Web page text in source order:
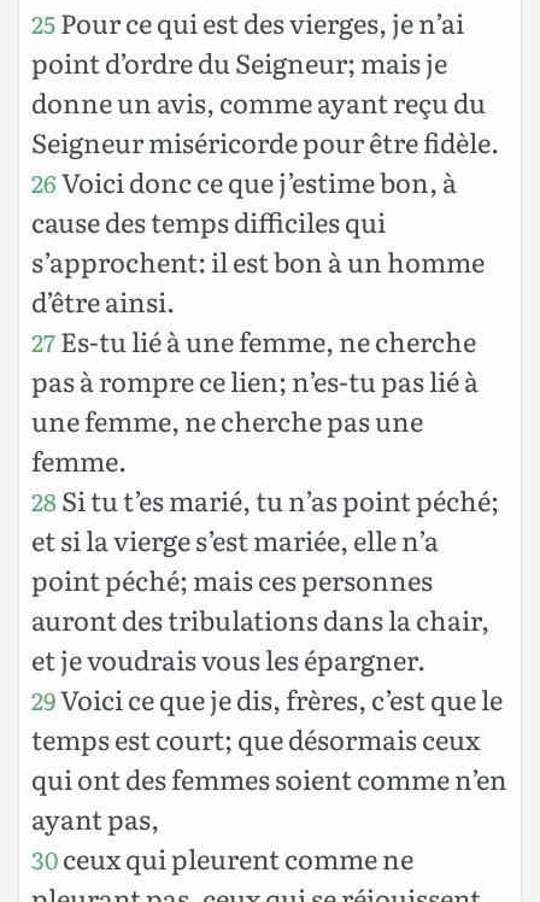
25Pour ce qui est des vierges, je n’ai
point d’ordre du Seigneur; mais je
donne un avis, comme ayant reçu du
Seigneur miséricorde pour être fidèle.
26Voici donc ce que j’estime bon, à
cause des temps difficiles qui
s’approchent: il est bon à un homme
d’être ainsi.
27Es-tu lié à une femme, ne cherche
pas à rompre ce lien; n’es-tu pas lié à
une femme, ne cherche pas une
femme.
28Si tu t’es marié, tu n’as point péché;
et si la vierge s’est mariée, elle n’a
point péché; mais ces personnes
auront des tribulations dans la chair,
et je voudrais vous les épargner.
29Voici ce que je dis, frères, c’est que le
temps est court; que désormais ceux
qui ont des femmes soient comme n’en
ayant pas,
30ceux qui pleurent comme ne